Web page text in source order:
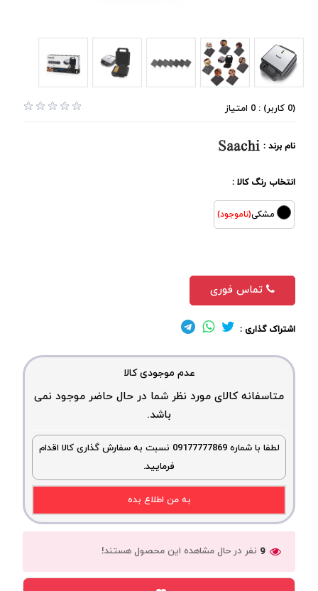
(0 کاربر) : 0 امتیاز
نام برند :
انتخاب رنگ کالا :
مشکی(ناموجود)
تماس فوری
اشتراک گذاری :
عدم موجودی کالا
متاسفانه کالای مورد نظر شما در حال حاضر موجود نمی
باشد.
لطفا با شماره 09177777869 نسبت به سفارش گذاری کالا اقدام
فرمایید.
به من اطلاع بده
9 نفر در حال مشاهده این محصول هستند!